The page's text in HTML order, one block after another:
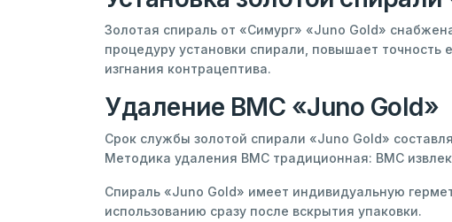
Золотая спираль от «Симург» «Juno Gold»
процедуру установки спирали, повышает
изгнания контрацептива.
Удаление ВМС «Juno Gold»
Срок службы золотой спирали «Juno Gold»
Методика удаления ВМС традиционная: ВМС
Спираль «Juno Gold» имеет индивидуальную
использованию сразу после вскрытия упаковки.